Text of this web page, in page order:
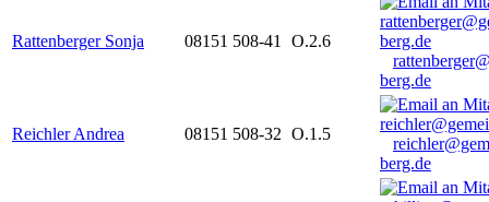
Rattenberger Sonja 08151 508-41
O.2.6
berg.de
Reichler Andrea 08151 508-32 O.1.5
berg.de